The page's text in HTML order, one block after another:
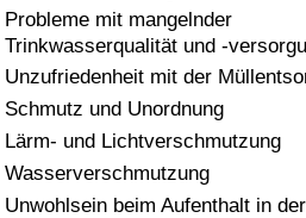
Probleme mit mangelnder
Trinkwasserqualität und -
Unzufriedenheit mit der
Schmutz und Unordnung
Lärm- und Lichtverschmutzung
Wasserverschmutzung
Unwohlsein beim Aufenthalt in
Kriminalitäts-Index
Kriminalitätsindex nach Land
Gesundheitsversorgung
Gesundheitsversorgungs-Index